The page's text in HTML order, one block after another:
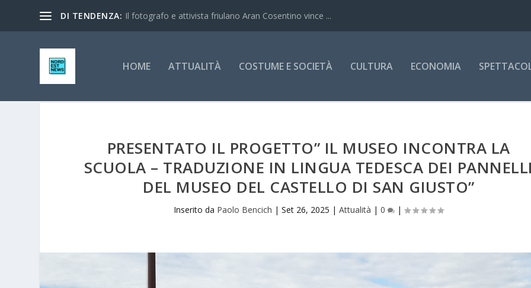
DI TENDENZA: Il fotografo e attivista friulano Aran Cosentino vince ...
HOME ATTUALITÀ COSTUME E SOCIETÀ CULTURA ECONOMIA
PRESENTATO IL PROGETTO” IL MUSEO INCONTRA LA
SCUOLA – TRADUZIONE IN LINGUA TEDESCA DEI
DEL MUSEO DEL CASTELLO DI SAN GIUSTO”
Inserito da Paolo Bencich |Set 26, 2025 |Attualità |0 |